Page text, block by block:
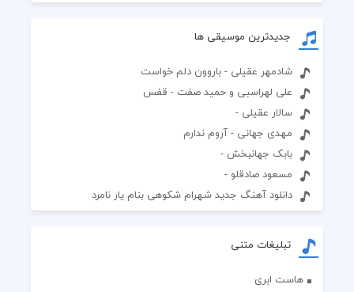
جدیدترین موسیقی ها
شادمهر عقیلی - باروون دلم خواست
علی لهراسبی و حمید صفت - قفس
سالار عقیلی -
مهدی جهانی - آروم ندارم
بابک جهانبخش -
مسعود صادقلو -
دانلود آهنگ جدید شهرام شکوهی بنام یار نامرد
تبلیغات متنی
هاست ابری